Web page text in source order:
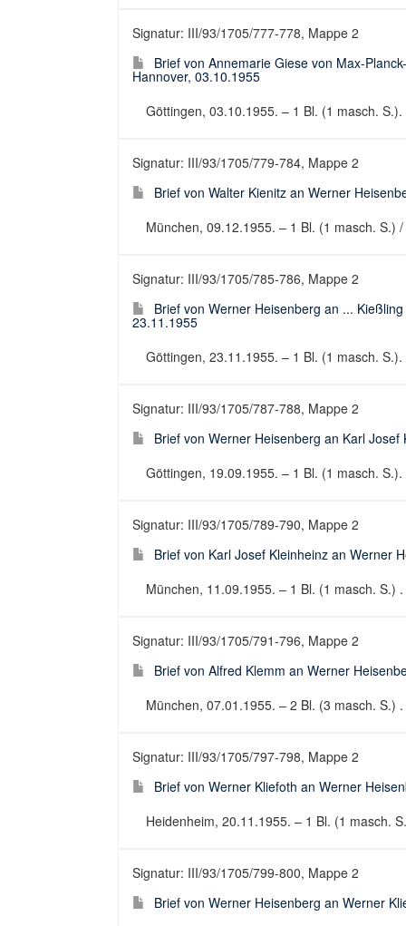
Signatur: III/93/1705/777-778, Mappe 2
Brief von Annemarie Giese von Max-
Hannover, 03.10.1955
Göttingen, 03.10.1955. – 1 Bl. (1 masch.
Signatur: III/93/1705/779-784, Mappe 2
Brief von Walter Kienitz an Werner
München, 09.12.1955. – 1 Bl. (1 masch. S.)
Signatur: III/93/1705/785-786, Mappe 2
Brief von Werner Heisenberg an ...
23.11.1955
Göttingen, 23.11.1955. – 1 Bl. (1 masch.
Signatur: III/93/1705/787-788, Mappe 2
Brief von Werner Heisenberg an Karl
Göttingen, 19.09.1955. – 1 Bl. (1 masch.
Signatur: III/93/1705/789-790, Mappe 2
Brief von Karl Josef Kleinheinz an Werner
München, 11.09.1955. – 1 Bl. (1 masch. S.)
Signatur: III/93/1705/791-796, Mappe 2
Brief von Alfred Klemm an Werner
München, 07.01.1955. – 2 Bl. (3 masch. S.)
Signatur: III/93/1705/797-798, Mappe 2
Brief von Werner Kliefoth an Werner
Heidenheim, 20.11.1955. – 1 Bl. (1 masch.
Signatur: III/93/1705/799-800, Mappe 2
Brief von Werner Heisenberg an Werner